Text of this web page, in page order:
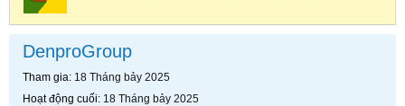
DenproGroup
Tham gia 18 Tháng bảy 2025
Hoạt động cuối 18 Tháng bảy 2025